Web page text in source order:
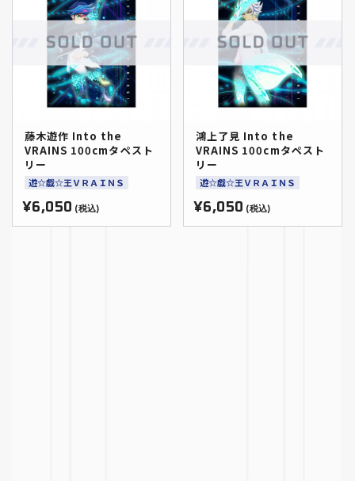
藤木遊作 Into the
VRAINS 100cmタペスト
リー
遊☆戯☆王ＶＲＡＩＮＳ
¥6,050 (税込)
鴻上了見 Into the
VRAINS 100cmタペスト
リー
遊☆戯☆王ＶＲＡＩＮＳ
¥6,050 (税込)